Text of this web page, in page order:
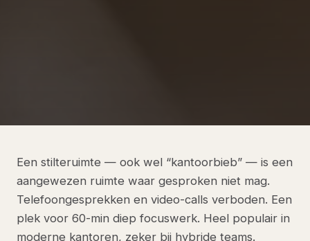
Een stilteruimte — ook wel “kantoorbieb” — is een
aangewezen ruimte waar gesproken niet mag.
Telefoongesprekken en video-calls verboden. Een
plek voor 60-min diep focuswerk. Heel populair in
moderne kantoren, zeker bij hybride teams.